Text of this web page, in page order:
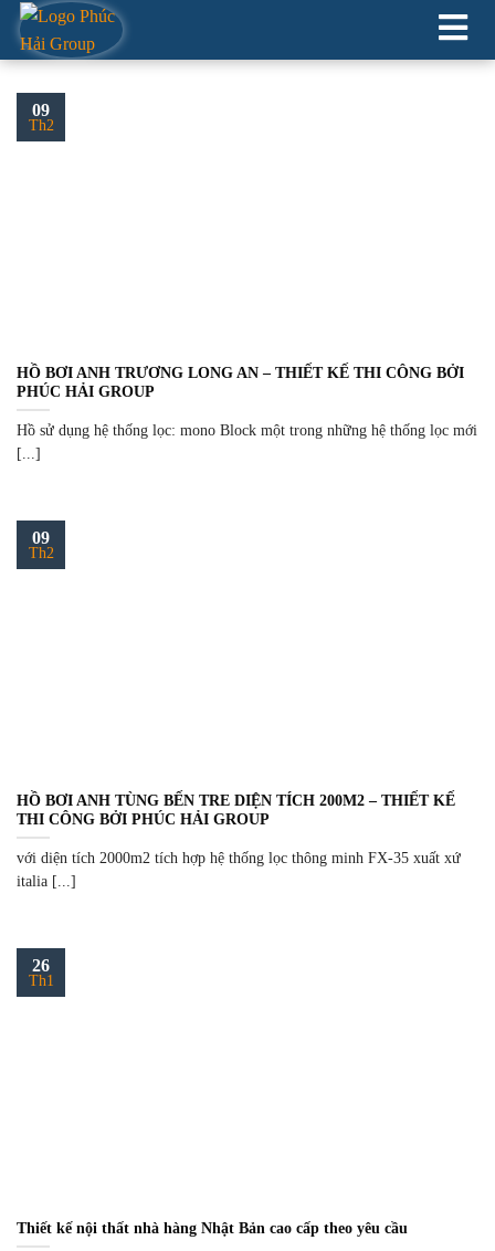
HỒ BƠI ANH TRƯƠNG LONG AN – THIẾT KẾ THI CÔNG BỞI
PHÚC HẢI GROUP
Hồ sử dụng hệ thống lọc: mono Block một trong những hệ thống lọc mới
[...]
09
Th2
HỒ BƠI ANH TÙNG BẾN TRE DIỆN TÍCH 200M2 – THIẾT KẾ
THI CÔNG BỞI PHÚC HẢI GROUP
với diện tích 2000m2 tích hợp hệ thống lọc thông minh FX-35 xuất xứ
italia [...]
09
Th2
Thiết kế nội thất nhà hàng Nhật Bản cao cấp theo yêu cầu
26
Th1